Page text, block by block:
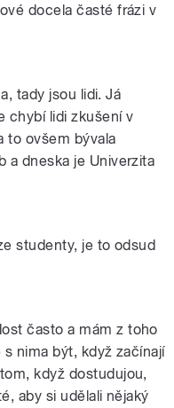
docela časté frázi v
tady jsou lidi. Já
chybí lidi zkušení v
to ovšem bývala
a dneska je Univerzita
studenty, je to odsud
často a mám z toho
nima být, když začínají
když dostudujou,
aby si udělali nějaký